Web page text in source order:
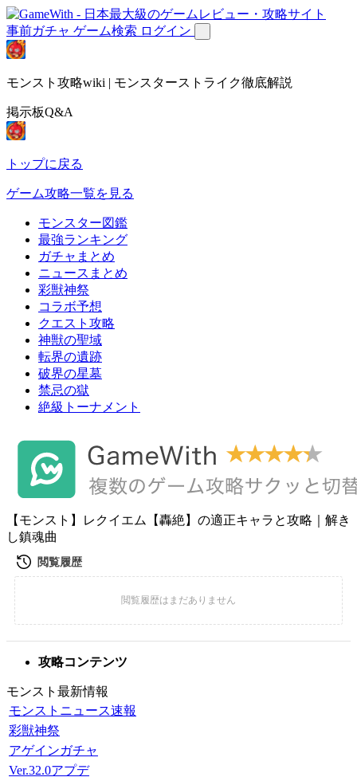
事前ガチャ ゲーム検索 ログイン
モンスト攻略wiki | モンスターストライク徹底解説
掲示板Q&A
トップに戻る
ゲーム攻略一覧を見る
モンスター図鑑
最強ランキング
ガチャまとめ
ニュースまとめ
彩獣神祭
コラボ予想
クエスト攻略
神獣の聖域
転界の遺跡
破界の星墓
禁忌の獄
絶級トーナメント
【モンスト】レクイエム【轟絶】の適正キャラと攻略｜解き
し鎮魂曲
攻略コンテンツ
モンスト最新情報
モンストニュース速報
彩獣神祭
アゲインガチャ
Ver.32.0アプデ